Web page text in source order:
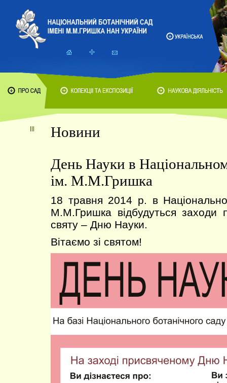
Новини
День Науки в
ім. М.М.Гришка
18 травня 2014 р. в
М.М.Гришка відбудуться заходи
святу – Дню Науки.
Вітаємо зі святом!